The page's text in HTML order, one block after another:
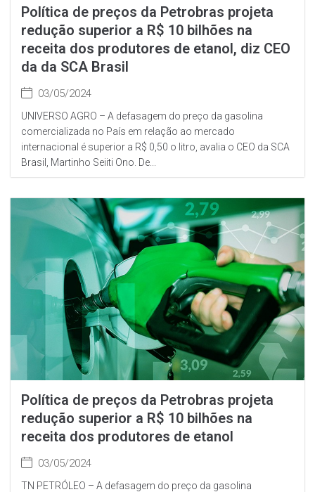
Política de preços da Petrobras projeta
redução superior a R$ 10 bilhões na
receita dos produtores de etanol, diz CEO
da da SCA Brasil
03/05/2024
UNIVERSO AGRO – A defasagem do preço da gasolina
comercializada no País em relação ao mercado
internacional é superior a R$ 0,50 o litro, avalia o CEO da SCA
Brasil, Martinho Seiiti Ono. De...
Política de preços da Petrobras projeta
redução superior a R$ 10 bilhões na
receita dos produtores de etanol
03/05/2024
TN PETRÓLEO – A defasagem do preço da gasolina